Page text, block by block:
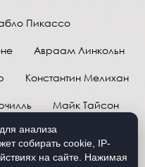
Пикассо
Авраам Линкольн
Константин Мелихан
Майк Тайсон
Грег Плитт
анализа
собирать cookie, IP-
на сайте. Нажимая